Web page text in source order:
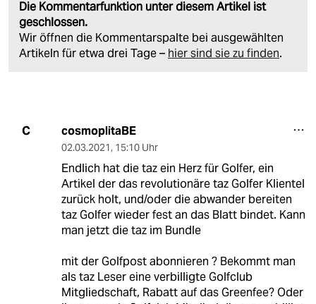
Die Kommentarfunktion unter diesem Artikel ist
geschlossen.
Wir öffnen die Kommentarspalte bei ausgewählten
Artikeln für etwa drei Tage – hier sind sie zu finden.
C cosmoplitaBE
02.03.2021, 15:10 Uhr
Endlich hat die taz ein Herz für Golfer, ein
Artikel der das revolutionäre taz Golfer Klientel
zurück holt, und/oder die abwander bereiten
taz Golfer wieder fest an das Blatt bindet. Kann
man jetzt die taz im Bundle
mit der Golfpost abonnieren ? Bekommt man
als taz Leser eine verbilligte Golfclub
Mitgliedschaft, Rabatt auf das Greenfee? Oder